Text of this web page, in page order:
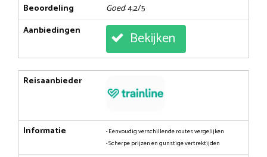
Beoordeling Goed: 4,2/5
Aanbiedingen
Bekijken
Reisaanbieder
Informatie
• Eenvoudig verschillende routes vergelijken
• Scherpe prijzen en gunstige vertrektijden